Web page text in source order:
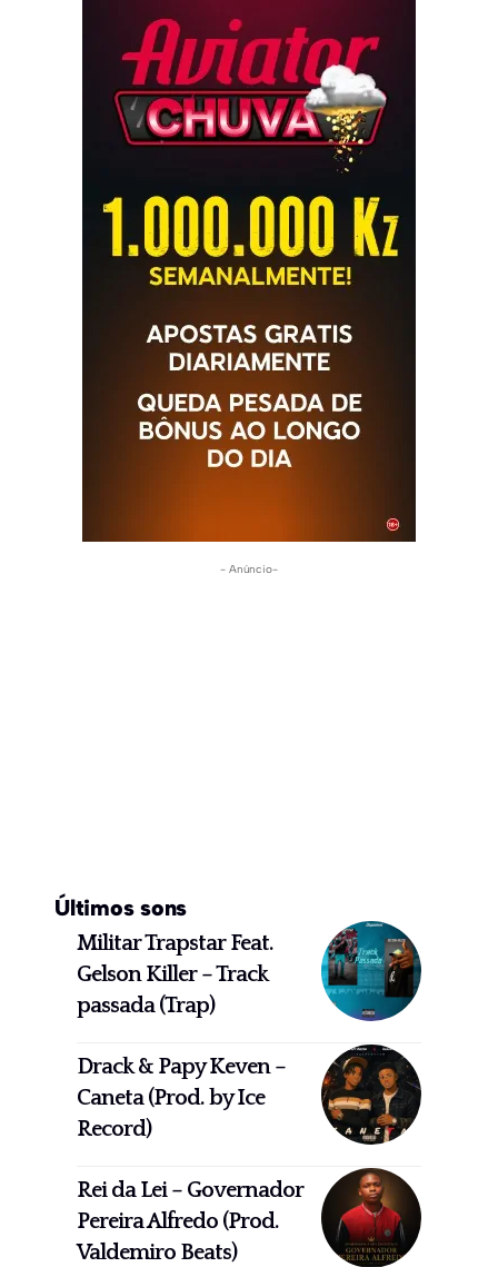
- Anúncio-
Últimos sons
Militar Trapstar Feat.
Gelson Killer – Track
passada (Trap)
Drack & Papy Keven –
Caneta (Prod. by Ice
Record)
Rei da Lei – Governador
Pereira Alfredo (Prod.
Valdemiro Beats)